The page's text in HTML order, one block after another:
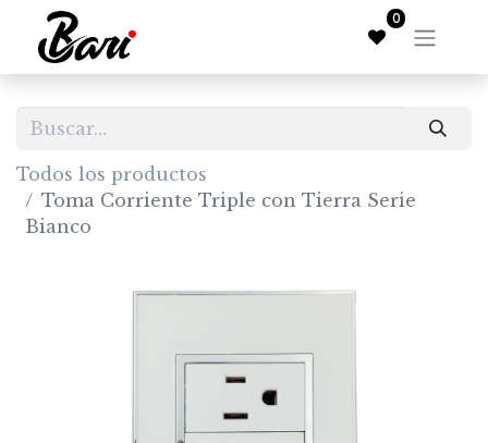
0
Todos los productos
Toma Corriente Triple con Tierra Serie
Bianco